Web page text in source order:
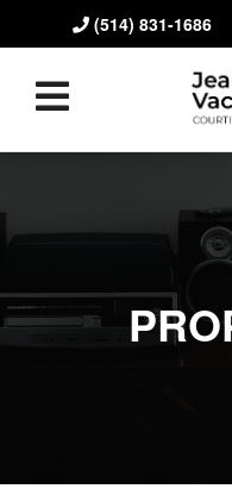
(514) 831-1686